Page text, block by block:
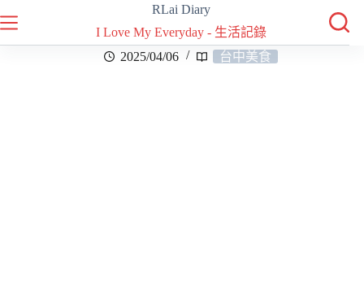
RLai Diary
I Love My Everyday - 生活記錄
2025/04/06
台中美食